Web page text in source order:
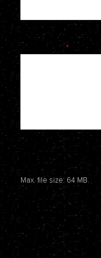
Je bericht *
Voeg een bijlage
Max. file size: 64 MB.